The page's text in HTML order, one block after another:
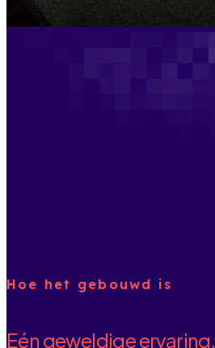
Hoe het gebouwd is
Eén geweldige ervaring.